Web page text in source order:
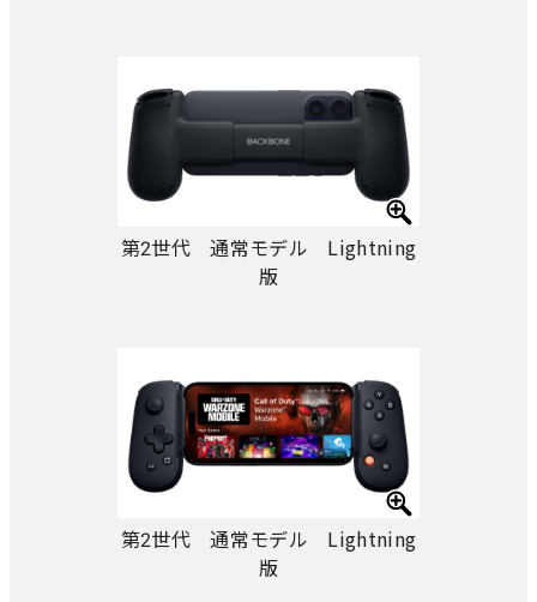
第2世代 通常モデル Lightning
版
第2世代 通常モデル Lightning
版